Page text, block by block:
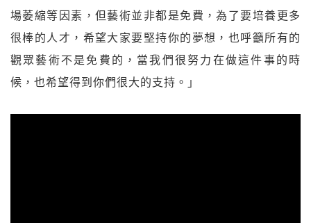
場萎縮等因素，但藝術並非都是免費，為了要培養更多
很棒的人才，希望大家要堅持你的夢想，也呼籲所有的
觀眾藝術不是免費的，當我們很努力在做這件事的時
候，也希望得到你們很大的支持。」